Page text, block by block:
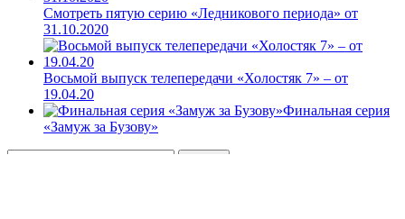
Смотреть пятую серию «Ледникового периода» от
31.10.2020
Восьмой выпуск телепередачи «Холостяк 7» – от
19.04.20
Финальная серия
«Замуж за Бузову»